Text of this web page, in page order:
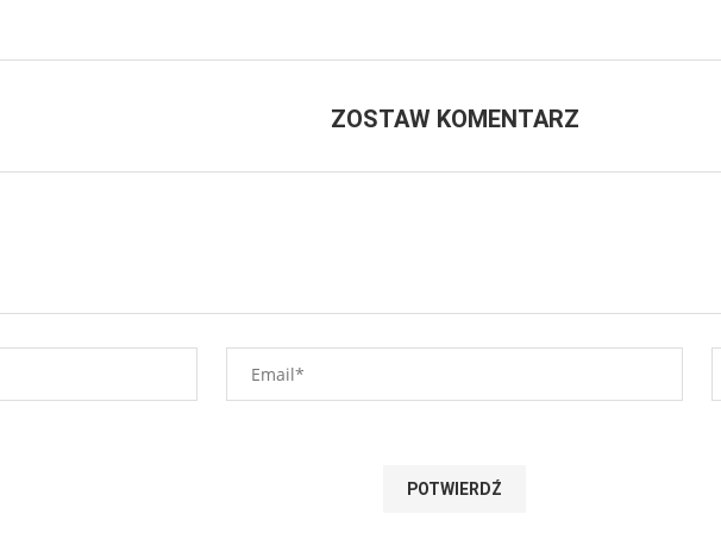
ZOSTAW KOMENTARZ